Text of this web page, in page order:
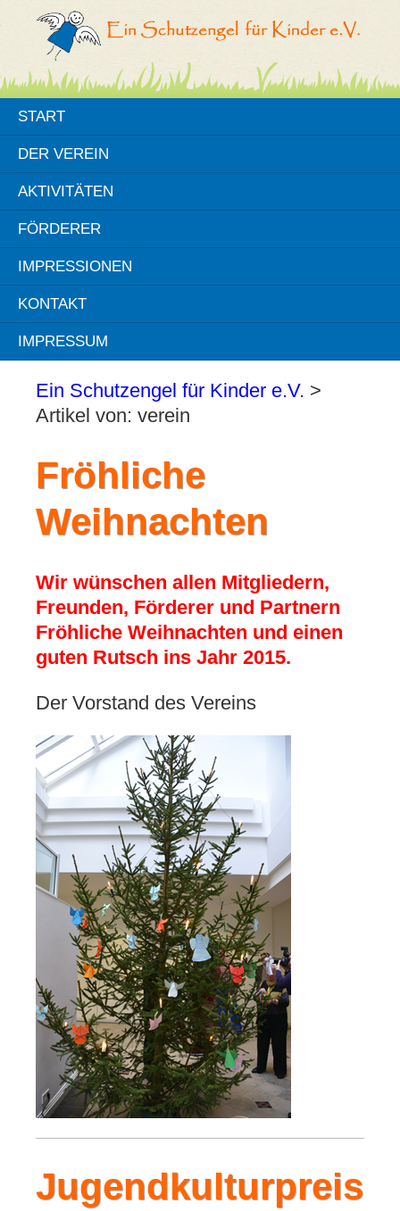
START
DER VEREIN
AKTIVITÄTEN
FÖRDERER
IMPRESSIONEN
KONTAKT
IMPRESSUM
Ein Schutzengel für Kinder e.V. >
Artikel von: verein
Fröhliche
Weihnachten
Wir wünschen allen Mitgliedern,
Freunden, Förderer und Partnern
Fröhliche Weihnachten und einen
guten Rutsch ins Jahr 2015.
Der Vorstand des Vereins
Jugendkulturpreis